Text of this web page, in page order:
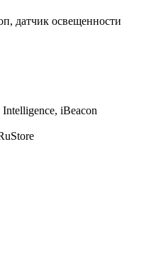
датчик освещенности
iBeacon